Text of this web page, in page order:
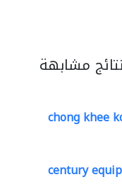
نتائج مشابهة
chong khee
century